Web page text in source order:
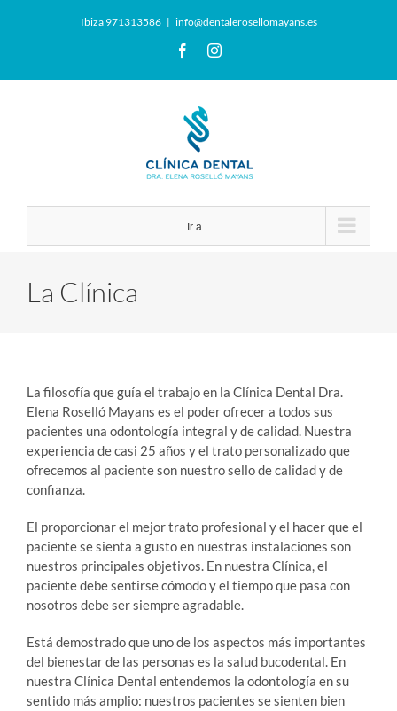
Ibiza 971313586 | info@dentalerosellomayans.es
FacebookInstagram
Ir a...
La Clínica
La filosofía que guía el trabajo en la Clínica Dental Dra.
Elena Roselló Mayans es el poder ofrecer a todos sus
pacientes una odontología integral y de calidad. Nuestra
experiencia de casi 25 años y el trato personalizado que
ofrecemos al paciente son nuestro sello de calidad y de
confianza.
El proporcionar el mejor trato profesional y el hacer que el
paciente se sienta a gusto en nuestras instalaciones son
nuestros principales objetivos. En nuestra Clínica, el
paciente debe sentirse cómodo y el tiempo que pasa con
nosotros debe ser siempre agradable.
Está demostrado que uno de los aspectos más importantes
del bienestar de las personas es la salud bucodental. En
nuestra Clínica Dental entendemos la odontología en su
sentido más amplio: nuestros pacientes se sienten bien